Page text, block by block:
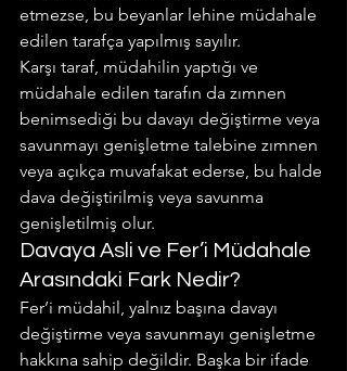
etmezse, bu beyanlar lehine müdahale
edilen tarafça yapılmış sayılır.
Karşı taraf, müdahilin yaptığı ve
müdahale edilen tarafın da zımnen
benimsediği bu davayı değiştirme veya
savunmayı genişletme talebine zımnen
veya açıkça muvafakat ederse, bu halde
dava değiştirilmiş veya savunma
genişletilmiş olur.
Davaya Asli ve Fer’i Müdahale
Arasındaki Fark Nedir?
Fer’i müdahil, yalnız başına davayı
değiştirme veya savunmayı genişletme
hakkına sahip değildir. Başka bir ifade